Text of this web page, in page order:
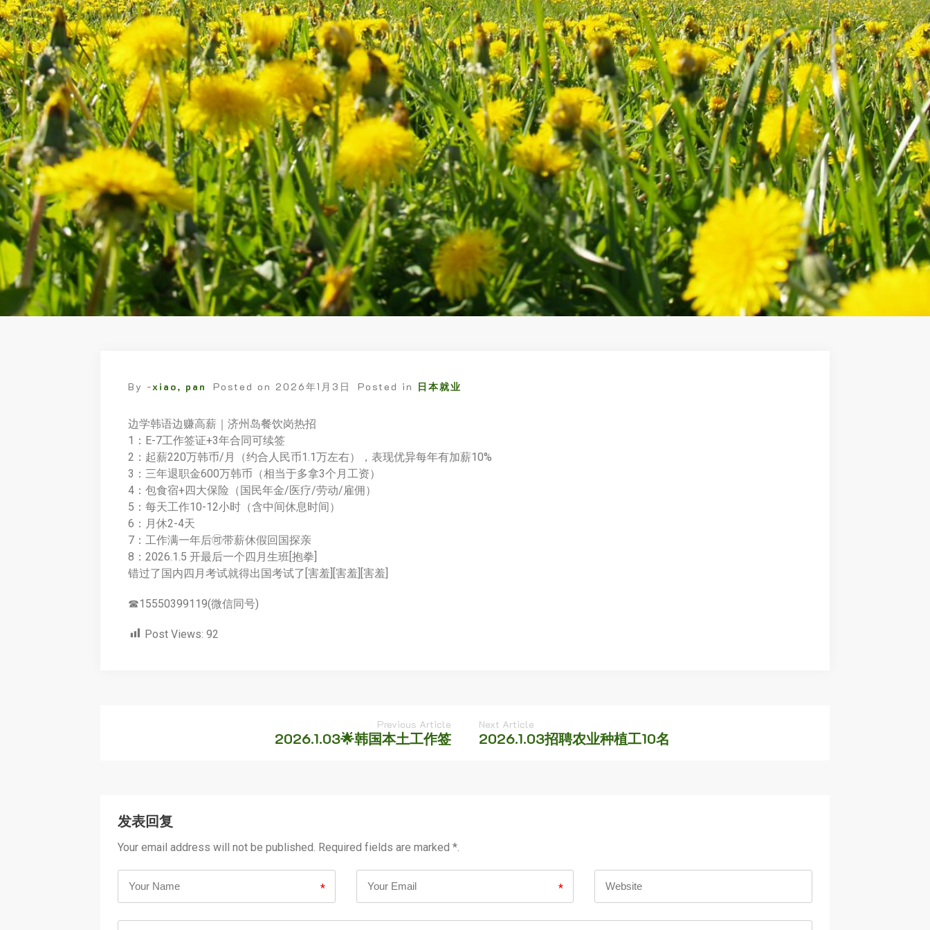
By -xiao, pan Posted on 2026年1月3日 Posted in 日本就业
边学韩语边赚高薪｜济州岛餐饮岗热招
1：E-7工作签证+3年合同可续签
2：起薪220万韩币/月（约合人民币1.1万左右），表现优异每年有加薪10%
3：三年退职金600万韩币（相当于多拿3个月工资）
4：包食宿+四大保险（国民年金/医疗/劳动/雇佣）
5：每天工作10-12小时（含中间休息时间）
6：月休2-4天
7：工作满一年后🉑带薪休假回国探亲
8：2026.1.5 开最后一个四月生班[抱拳]
错过了国内四月考试就得出国考试了[害羞][害羞][害羞]
☎15550399119(微信同号)
Post Views: 92
Previous Article
2026.1.03🌟韩国本土工作签
Next Article
2026.1.03招聘农业种植工10名
发表回复
Your email address will not be published. Required fields are marked *.
* *